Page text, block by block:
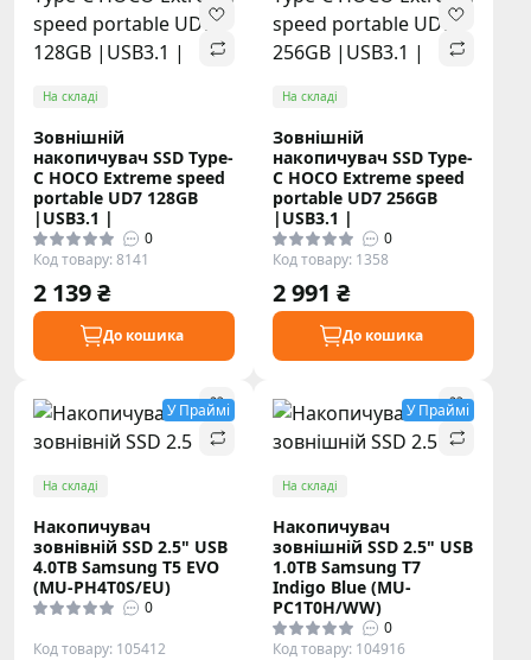
На складі
Зовнішній
накопичувач SSD Type-
C HOCO Extreme speed
portable UD7 128GB
|USB3.1 |
0
Код товару: 8141
2 139 ₴
До кошика
На складі
Зовнішній
накопичувач SSD Type-
C HOCO Extreme speed
portable UD7 256GB
|USB3.1 |
0
Код товару: 1358
2 991 ₴
До кошика
У Праймі
На складі
Накопичувач
зовнівній SSD 2.5" USB
4.0TB Samsung T5 EVO
(MU-PH4T0S/EU)
0
Код товару: 105412
У Праймі
На складі
Накопичувач
зовнішній SSD 2.5" USB
1.0TB Samsung T7
Indigo Blue (MU-
PC1T0H/WW)
0
Код товару: 104916